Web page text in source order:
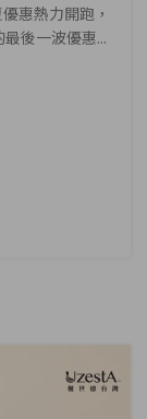
惠熱力開跑，
後一波優惠...